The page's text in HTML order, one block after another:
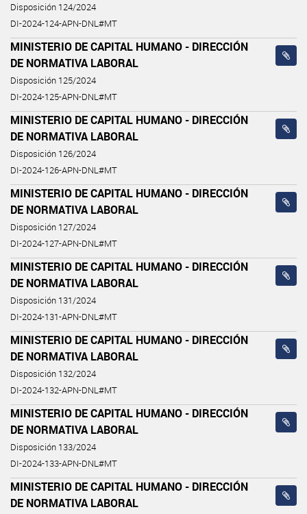
Disposición 124/2024
DI-2024-124-APN-DNL#MT
MINISTERIO DE CAPITAL HUMANO - DIRECCIÓN
DE NORMATIVA LABORAL
Disposición 125/2024
DI-2024-125-APN-DNL#MT
MINISTERIO DE CAPITAL HUMANO - DIRECCIÓN
DE NORMATIVA LABORAL
Disposición 126/2024
DI-2024-126-APN-DNL#MT
MINISTERIO DE CAPITAL HUMANO - DIRECCIÓN
DE NORMATIVA LABORAL
Disposición 127/2024
DI-2024-127-APN-DNL#MT
MINISTERIO DE CAPITAL HUMANO - DIRECCIÓN
DE NORMATIVA LABORAL
Disposición 131/2024
DI-2024-131-APN-DNL#MT
MINISTERIO DE CAPITAL HUMANO - DIRECCIÓN
DE NORMATIVA LABORAL
Disposición 132/2024
DI-2024-132-APN-DNL#MT
MINISTERIO DE CAPITAL HUMANO - DIRECCIÓN
DE NORMATIVA LABORAL
Disposición 133/2024
DI-2024-133-APN-DNL#MT
MINISTERIO DE CAPITAL HUMANO - DIRECCIÓN
DE NORMATIVA LABORAL